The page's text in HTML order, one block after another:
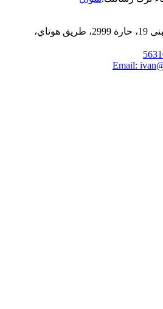
إضافة: غرفة E08، مبنى 19، حارة 2999، طريق هوتاي،
Email: